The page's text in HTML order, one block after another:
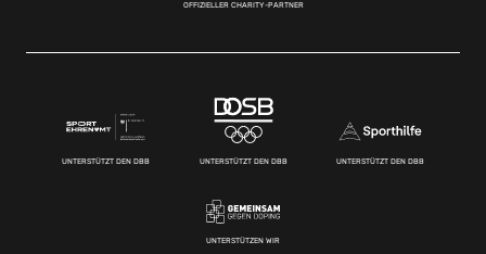
OFFIZIELLER CHARITY-PARTNER
UNTERSTÜTZT DEN DBB UNTERSTÜTZT DEN DBB UNTERSTÜTZT DEN DBB
UNTERSTÜTZEN WIR